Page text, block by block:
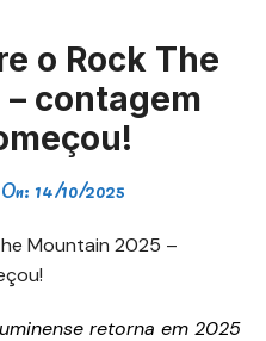
o Rock The
contagem
On: 14/10/2025
retorna em 2025